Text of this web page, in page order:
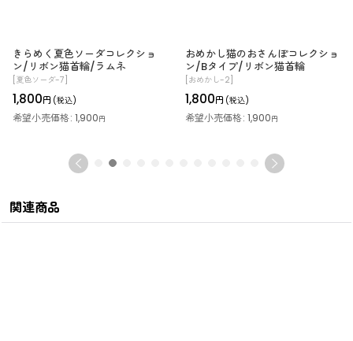
きらめく夏色ソーダコレクショ
ン/リボン猫首輪/ラムネ
夏色ソーダ-7
1,800円 (税込)
希望小売価格: 1,900円
おめかし猫のおさんぽコレクショ
ン/Bタイプ/リボン猫首輪
おめかし-2
1,800円 (税込)
希望小売価格: 1,900円
関連商品